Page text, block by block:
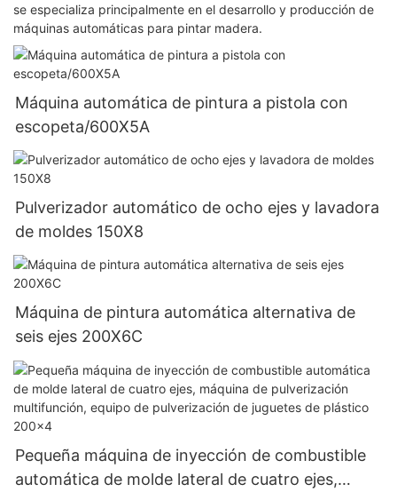
se especializa principalmente en el desarrollo y producción de
máquinas automáticas para pintar madera.
Máquina automática de pintura a pistola con
escopeta/600X5A
Pulverizador automático de ocho ejes y lavadora
de moldes 150X8
Máquina de pintura automática alternativa de
seis ejes 200X6C
Pequeña máquina de inyección de combustible
automática de molde lateral de cuatro ejes,